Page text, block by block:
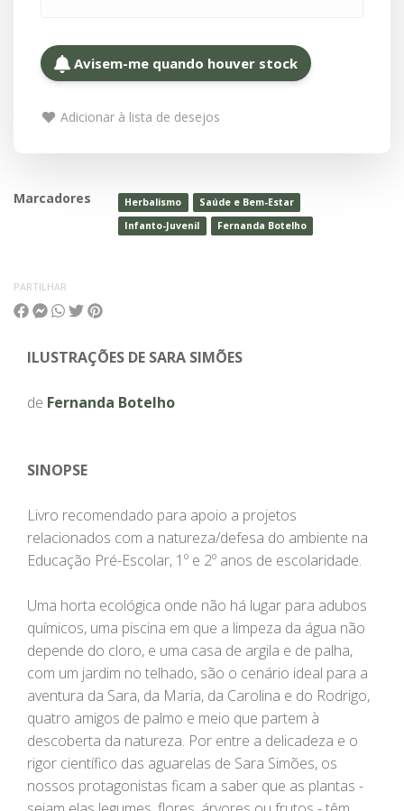
Avisem-me quando houver stock
Adicionar à lista de desejos
Marcadores Herbalismo
Saúde e Bem-Estar
Infanto-Juvenil
Fernanda Botelho
PARTILHAR
ILUSTRAÇÕES DE SARA SIMÕES
de Fernanda Botelho
SINOPSE
Livro recomendado para apoio a projetos
relacionados com a natureza/defesa do ambiente na
Educação Pré-Escolar, 1º e 2º anos de escolaridade.
Uma horta ecológica onde não há lugar para adubos
químicos, uma piscina em que a limpeza da água não
depende do cloro, e uma casa de argila e de palha,
com um jardim no telhado, são o cenário ideal para a
aventura da Sara, da Maria, da Carolina e do Rodrigo,
quatro amigos de palmo e meio que partem à
descoberta da natureza. Por entre a delicadeza e o
rigor científico das aguarelas de Sara Simões, os
nossos protagonistas ficam a saber que as plantas -